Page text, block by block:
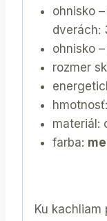
ohnisko
dverách:
ohnisko
rozmer
materiál:
farba:
Ku kachliam